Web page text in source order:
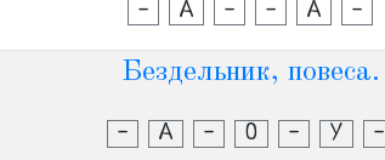
- А - - А -
Бездельник, повеса.
- А - О - У -